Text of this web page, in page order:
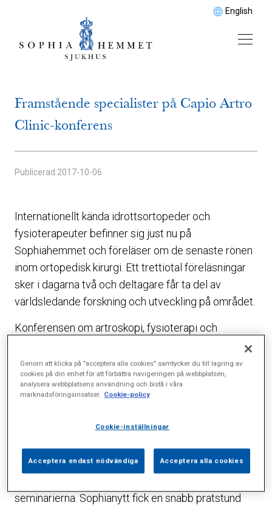
English
Framstående specialister på Capio Artro
Clinic-konferens
Publicerad 2017-10-06
Internationellt kända idrottsortopeder och
fysioterapeuter befinner sig just nu på
Sophiahemmet och föreläser om de senaste rönen
inom ortopedisk kirurgi. Ett trettiotal föreläsningar
sker i dagarna två och deltagare får ta del av
världsledande forskning och utveckling på området.
Konferensen om artroskopi, fysioterapi och
tillsammans med Centrum för idrottsskadeforskning
och utbildning (CIFU). Den senaste tekniken och
forskningsrönen inom artroskopi, fysioterapi,
några av världens främsta inom
idrottsskadeforskning. Föreläsningssalen på
Sophiahemmet Högskola är i det närmaste fullsatt
seminarierna. Sophianytt fick en snabb pratstund
Genom att klicka på "acceptera alla cookies" samtycker du till lagring av
cookies på din enhet för att förbättra navigeringen på webbplatsen,
analysera webbplatsens användning och bistå i våra
marknadsföringsinsatser. Cookie-policy
Cookie-inställningar
Acceptera endast nödvändiga Acceptera alla cookies